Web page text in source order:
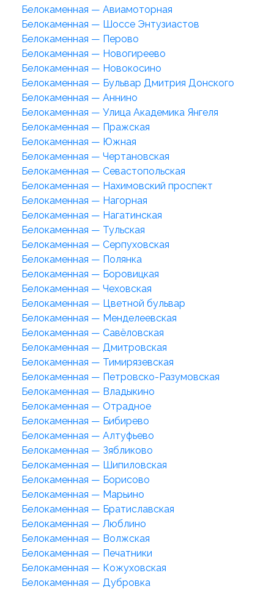
Белокаменная — Авиамоторная
Белокаменная — Шоссе Энтузиастов
Белокаменная — Перово
Белокаменная — Новогиреево
Белокаменная — Новокосино
Белокаменная — Бульвар Дмитрия Донского
Белокаменная — Аннино
Белокаменная — Улица Академика Янгеля
Белокаменная — Пражская
Белокаменная — Южная
Белокаменная — Чертановская
Белокаменная — Севастопольская
Белокаменная — Нахимовский проспект
Белокаменная — Нагорная
Белокаменная — Нагатинская
Белокаменная — Тульская
Белокаменная — Серпуховская
Белокаменная — Полянка
Белокаменная — Боровицкая
Белокаменная — Чеховская
Белокаменная — Цветной бульвар
Белокаменная — Менделеевская
Белокаменная — Савёловская
Белокаменная — Дмитровская
Белокаменная — Тимирязевская
Белокаменная — Петровско-Разумовская
Белокаменная — Владыкино
Белокаменная — Отрадное
Белокаменная — Бибирево
Белокаменная — Алтуфьево
Белокаменная — Зябликово
Белокаменная — Шипиловская
Белокаменная — Борисово
Белокаменная — Марьино
Белокаменная — Братиславская
Белокаменная — Люблино
Белокаменная — Волжская
Белокаменная — Печатники
Белокаменная — Кожуховская
Белокаменная — Дубровка